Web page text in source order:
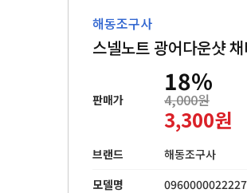
해동조구사
스넬노트 광어다운샷
판매가
18%
4,000원
3,300원
브랜드
해동조구사
모델명